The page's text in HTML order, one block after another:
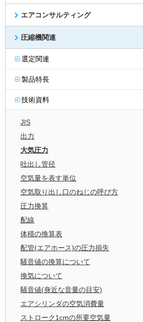
エアコンサルティング
圧縮機関連
選定関連
製品特長
技術資料
JIS
出力
大気圧力
吐出し管径
空気量を表す単位
空気取り出し口のねじの呼び方
圧力換算
配線
体積の換算表
配管(エアホース)の圧力損失
騒音値の換算について
換気について
騒音値(身近な音量の目安)
エアシリンダの空気消費量
ストローク1cmの所要空気量